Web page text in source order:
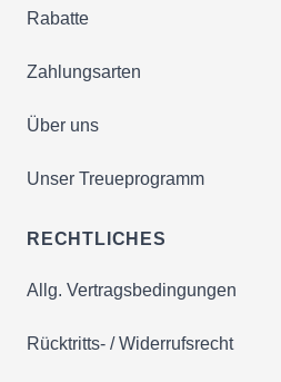
Rabatte
Zahlungsarten
Über uns
Unser Treueprogramm
RECHTLICHES
Allg. Vertragsbedingungen
Rücktritts- / Widerrufsrecht